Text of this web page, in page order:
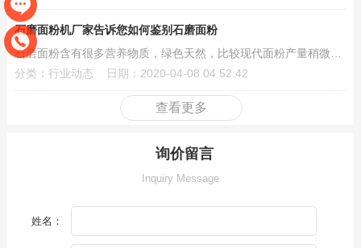
石磨面粉机厂家告诉您如何鉴别石磨面粉
石磨面粉含有很多营养物质，绿色天然，比较现代面粉产量稍微低一些，但是市面上却有很多石磨面粉...
分类：行业动态 日期：2020-04-08 04:52:42
查看更多
询价留言
Inquiry Message
姓名：